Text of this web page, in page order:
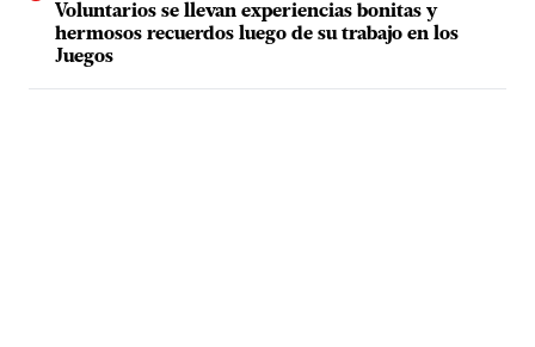
Voluntarios se llevan experiencias bonitas y
hermosos recuerdos luego de su trabajo en los
Juegos